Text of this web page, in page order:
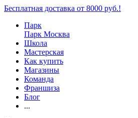
Бесплатная доставка от 8000 руб.!
Парк
Парк Москва
Школа
Мастерская
Как купить
Магазины
Команда
Франшиза
Блог
...